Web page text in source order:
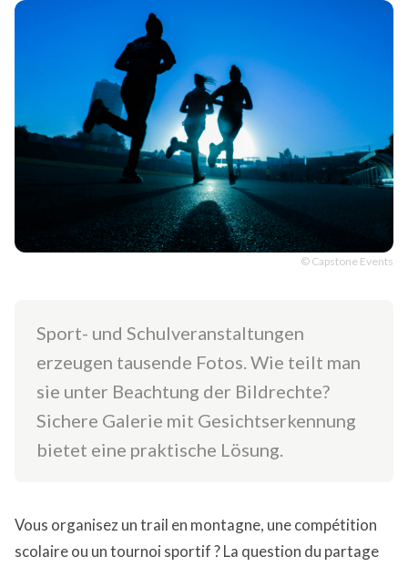
© Capstone Events
Sport- und Schulveranstaltungen
erzeugen tausende Fotos. Wie teilt man
sie unter Beachtung der Bildrechte?
Sichere Galerie mit Gesichtserkennung
bietet eine praktische Lösung.
Vous organisez un trail en montagne, une compétition
scolaire ou un tournoi sportif ? La question du partage